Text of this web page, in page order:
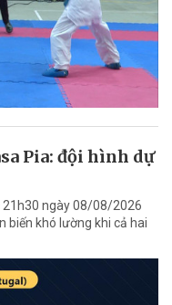
Pia: đội hình dự
21h30 ngày 08/08/2026
biến khó lường khi cả hai